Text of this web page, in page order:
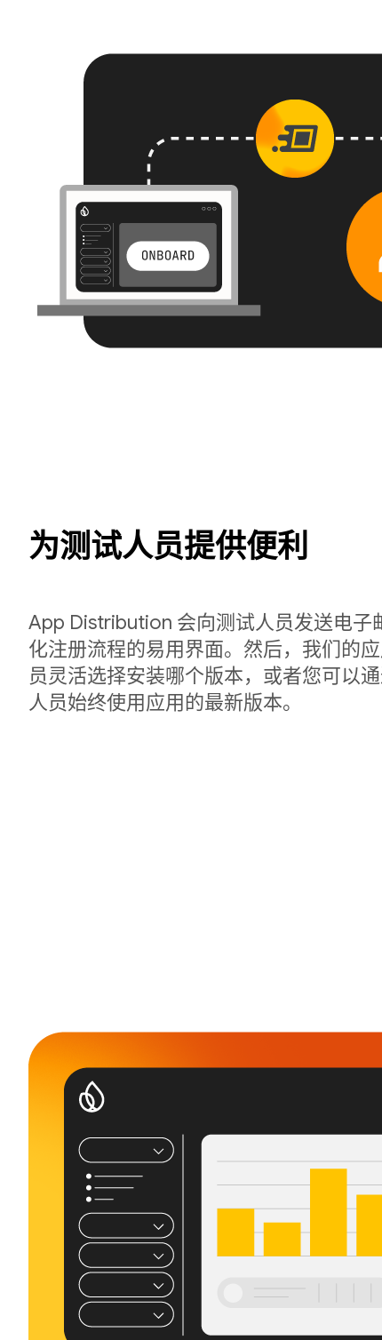
为测试人员提供便利
App Distribution 会向测试人员发送电子
化注册流程的易用界面。然后，我们的
员灵活选择安装哪个版本，或者您可以
人员始终使用应用的最新版本。